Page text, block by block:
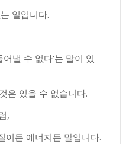
일입니다.
낼 수 없다'는 말이 있
은 있을 수 없습니다.
,
든 에너지든 말입니다.